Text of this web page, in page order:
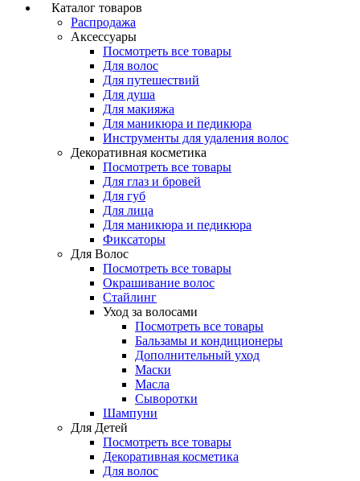
Каталог товаров
Распродажа
Аксессуары
Посмотреть все товары
Для волос
Для путешествий
Для душа
Для макияжа
Для маникюра и педикюра
Инструменты для удаления волос
Декоративная косметика
Посмотреть все товары
Для глаз и бровей
Для губ
Для лица
Для маникюра и педикюра
Фиксаторы
Для Волос
Посмотреть все товары
Окрашивание волос
Стайлинг
Уход за волосами
Посмотреть все товары
Бальзамы и кондиционеры
Дополнительный уход
Маски
Масла
Сыворотки
Шампуни
Для Детей
Посмотреть все товары
Декоративная косметика
Для волос